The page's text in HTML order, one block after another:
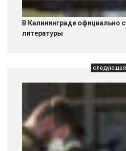
В Калининграде официально
литературы
следующая